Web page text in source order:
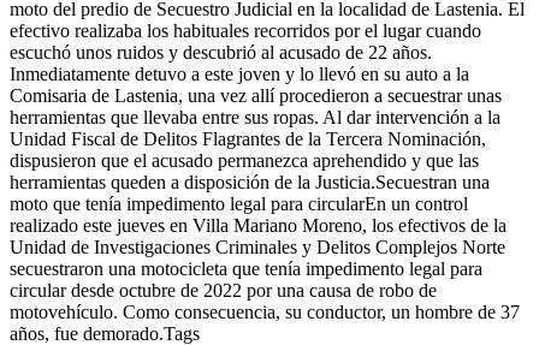
moto del predio de Secuestro Judicial en la localidad de Lastenia. El
efectivo realizaba los habituales recorridos por el lugar cuando
escuchó unos ruidos y descubrió al acusado de 22 años.
Inmediatamente detuvo a este joven y lo llevó en su auto a la
Comisaria de Lastenia, una vez allí procedieron a secuestrar unas
herramientas que llevaba entre sus ropas. Al dar intervención a la
Unidad Fiscal de Delitos Flagrantes de la Tercera Nominación,
dispusieron que el acusado permanezca aprehendido y que las
herramientas queden a disposición de la Justicia.Secuestran una
moto que tenía impedimento legal para circularEn un control
realizado este jueves en Villa Mariano Moreno, los efectivos de la
Unidad de Investigaciones Criminales y Delitos Complejos Norte
secuestraron una motocicleta que tenía impedimento legal para
circular desde octubre de 2022 por una causa de robo de
motovehículo. Como consecuencia, su conductor, un hombre de 37
años, fue demorado.Tags